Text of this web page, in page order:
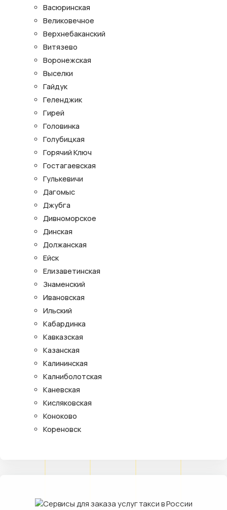
Васюринская
Великовечное
Верхнебаканский
Витязево
Воронежская
Выселки
Гайдук
Геленджик
Гирей
Головинка
Голубицкая
Горячий Ключ
Гостагаевская
Гулькевичи
Дагомыс
Джубга
Дивноморское
Динская
Должанская
Ейск
Елизаветинская
Знаменский
Ивановская
Ильский
Кабардинка
Кавказская
Казанская
Калининская
Калниболотская
Каневская
Кисляковская
Коноково
Кореновск